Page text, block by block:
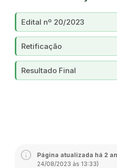
Edital nº 20/2023
Retificação
Resultado Final
Página atualizada há 2
24/08/2023 às 13:33)